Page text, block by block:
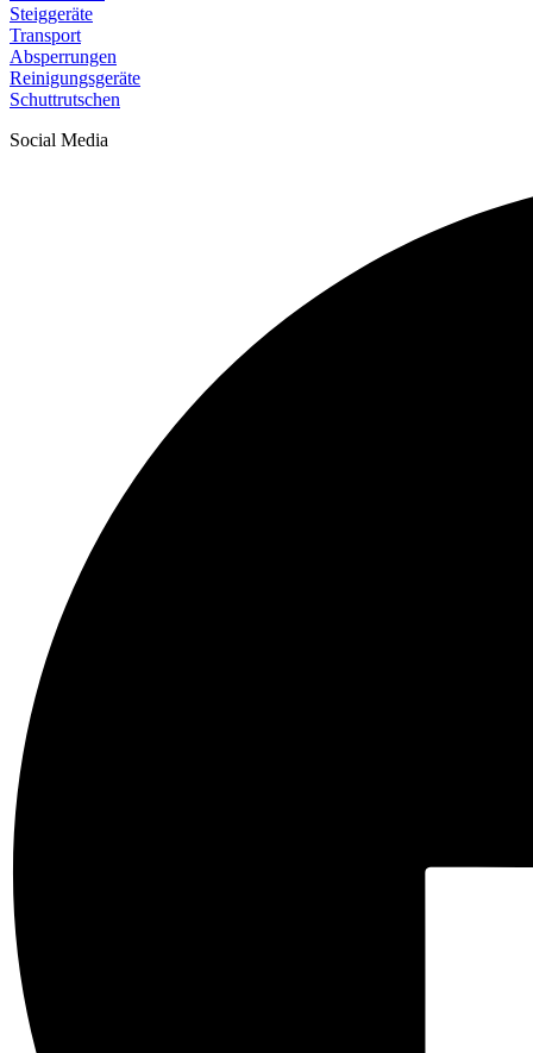
Steiggeräte
Transport
Absperrungen
Reinigungsgeräte
Schuttrutschen
Social Media